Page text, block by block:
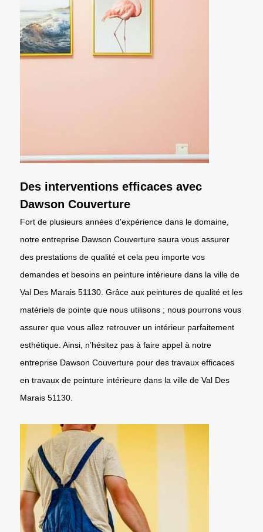
Des interventions efficaces avec
Dawson Couverture
Fort de plusieurs années d'expérience dans le domaine,
notre entreprise Dawson Couverture saura vous assurer
des prestations de qualité et cela peu importe vos
demandes et besoins en peinture intérieure dans la ville de
Val Des Marais 51130. Grâce aux peintures de qualité et les
matériels de pointe que nous utilisons ; nous pourrons vous
assurer que vous allez retrouver un intérieur parfaitement
esthétique. Ainsi, n’hésitez pas à faire appel à notre
entreprise Dawson Couverture pour des travaux efficaces
en travaux de peinture intérieure dans la ville de Val Des
Marais 51130.